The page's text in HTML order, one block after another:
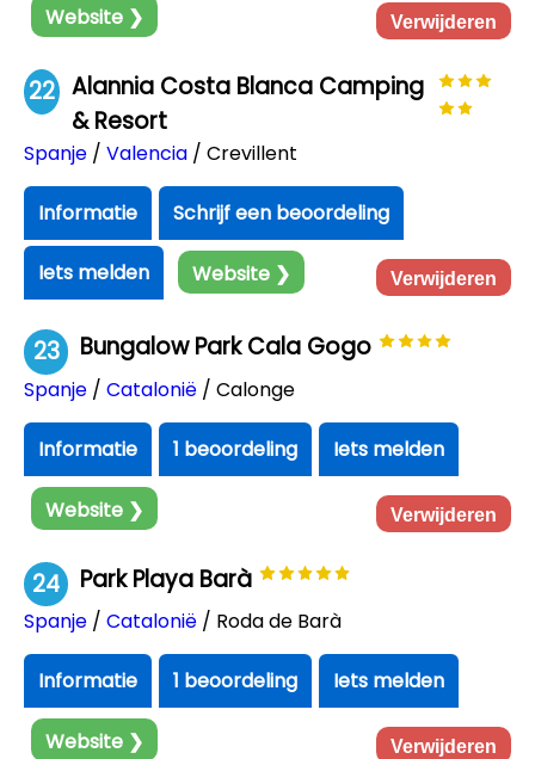
Website ❯ Verwijderen
22 Alannia Costa Blanca Camping
& Resort
Spanje / Valencia / Crevillent
Informatie Schrijf een beoordeling
Iets melden Website ❯ Verwijderen
23 Bungalow Park Cala Gogo
Spanje / Catalonië / Calonge
Informatie 1 beoordeling Iets melden
Website ❯ Verwijderen
24 Park Playa Barà
Spanje / Catalonië / Roda de Barà
Informatie 1 beoordeling Iets melden
Website ❯ Verwijderen